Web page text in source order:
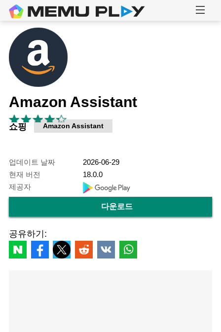
Amazon Assistant
쇼핑 Amazon Assistant
업데이트 날짜
2026-06-29
현재 버전
18.0.0
제공자
다운로드
공유하기: